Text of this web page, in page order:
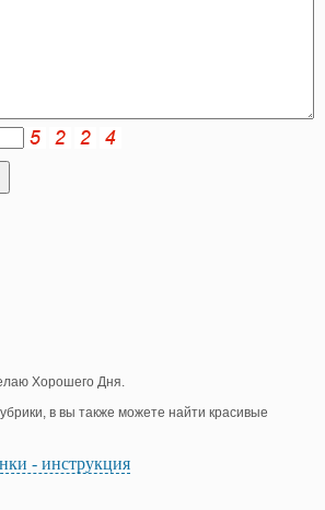
Хорошего Дня.
в вы также можете найти красивые
- инструкция